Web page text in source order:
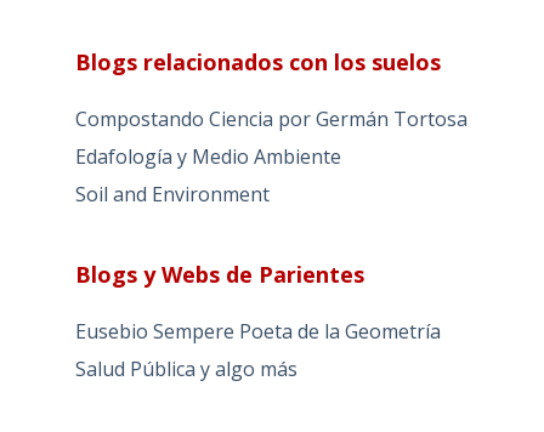
Blogs relacionados con los suelos
Compostando Ciencia por Germán Tortosa
Edafología y Medio Ambiente
Soil and Environment
Blogs y Webs de Parientes
Eusebio Sempere Poeta de la Geometría
Salud Pública y algo más